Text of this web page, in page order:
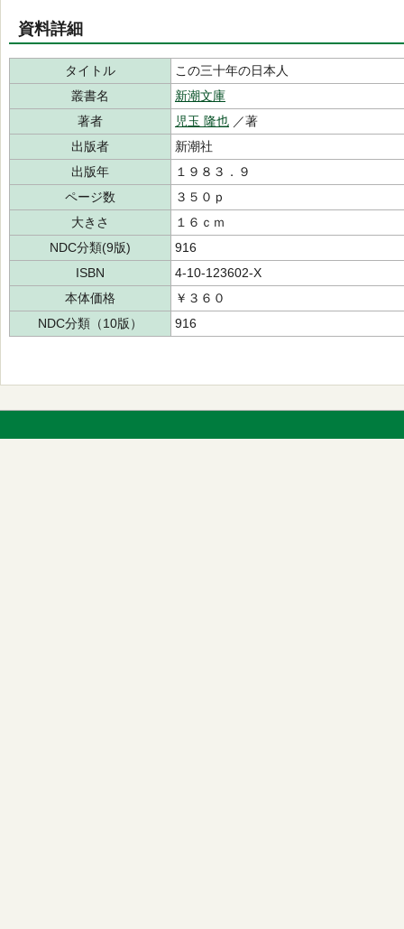
資料詳細
タイトル
この三十年の日本人
叢書名
新潮文庫
著者
児玉 隆也 ／著
出版者
新潮社
出版年
１９８３．９
ページ数
３５０ｐ
大きさ
１６ｃｍ
NDC分類(9版)
916
ISBN
4-10-123602-X
本体価格
￥３６０
NDC分類（10版）
916